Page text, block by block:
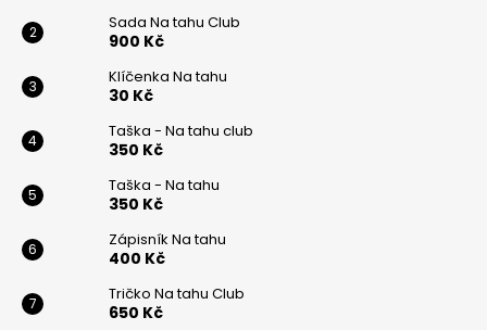
Sada Na tahu Club
900 Kč
Klíčenka Na tahu
30 Kč
Taška - Na tahu club
350 Kč
Taška - Na tahu
350 Kč
Zápisník Na tahu
400 Kč
Tričko Na tahu Club
650 Kč